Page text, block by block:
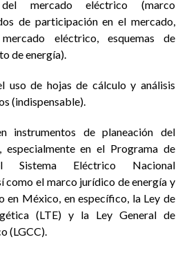
del mercado eléctrico (marco
de participación en el mercado,
eléctrico, esquemas de
de energía).
uso de hojas de cálculo y análisis
(indispensable).
instrumentos de planeación del
especialmente en el Programa de
Sistema Eléctrico Nacional
como el marco jurídico de energía y
en México, en específico, la Ley de
(LTE) y la Ley General de
(LGCC).